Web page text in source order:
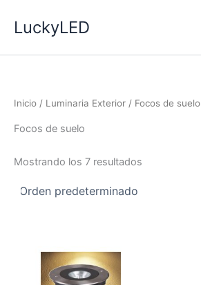
LuckyLED
Inicio / Luminaria Exterior / Focos de suelo
Focos de suelo
Mostrando los 7 resultados